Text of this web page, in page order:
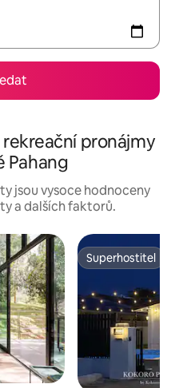
pronájmy
Pahang
jsou vysoce hodnoceny
a dalších faktorů.
Superhostitel
Superhostitel